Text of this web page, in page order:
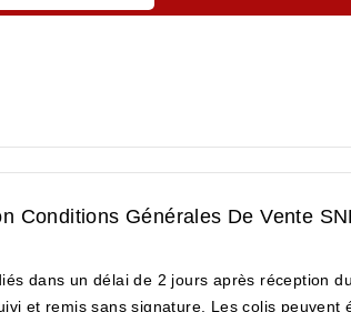
Conditions Générales De Vente
dans un délai de 2 jours après réception
et remis sans signature. Les colis